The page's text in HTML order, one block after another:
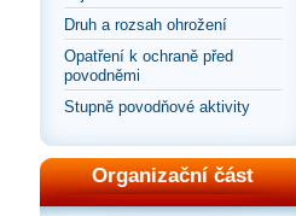
Druh a rozsah ohrožení
Opatření k ochraně před
povodněmi
Stupně povodňové aktivity
Organizační část